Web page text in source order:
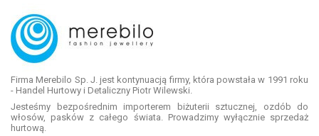
Firma Merebilo Sp. J. jest kontynuacją firmy, która powstała w 1991 roku
- Handel Hurtowy i Detaliczny Piotr Wilewski.
Jesteśmy bezpośrednim importerem biżuterii sztucznej, ozdób do
włosów, pasków z całego świata. Prowadzimy wyłącznie sprzedaż
hurtową.